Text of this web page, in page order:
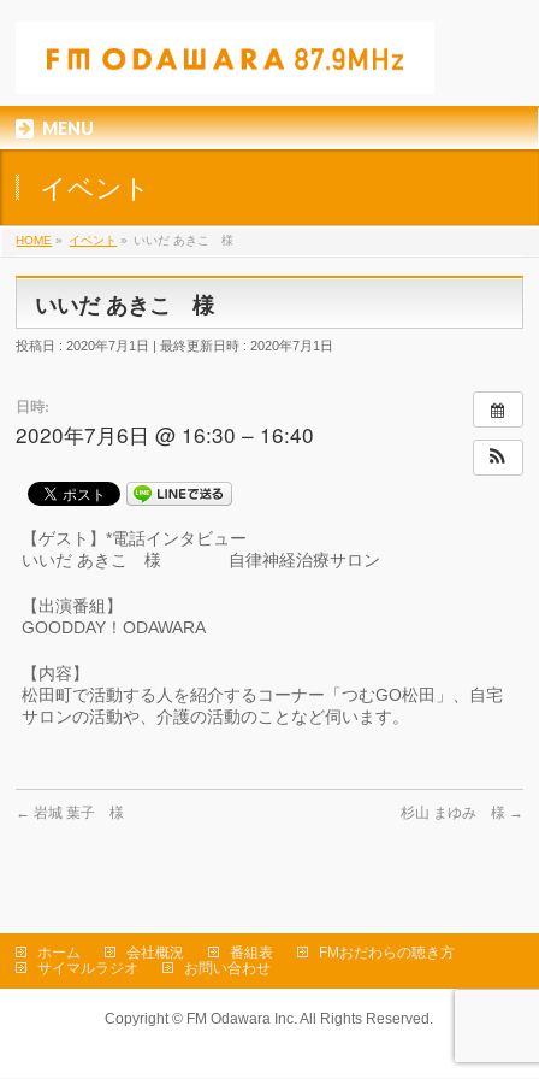
MENU
イベント
HOME » イベント » いいだ あきこ 様
いいだ あきこ 様
投稿日 : 2020年7月1日 最終更新日時 : 2020年7月1日
日時:
2020年7月6日 @ 16:30 – 16:40
【ゲスト】*電話インタビュー
いいだ あきこ 様 自律神経治療サロン
【出演番組】
GOODDAY！ODAWARA
【内容】
松田町で活動する人を紹介するコーナー「つむGO松田」、自宅
サロンの活動や、介護の活動のことなど伺います。
← 岩城 葉子 様 杉山 まゆみ 様 →
ホーム 会社概況 番組表
FMおだわらの聴き方
サイマルラジオ
お問い合わせ
Copyright © FM Odawara Inc. All Rights Reserved.